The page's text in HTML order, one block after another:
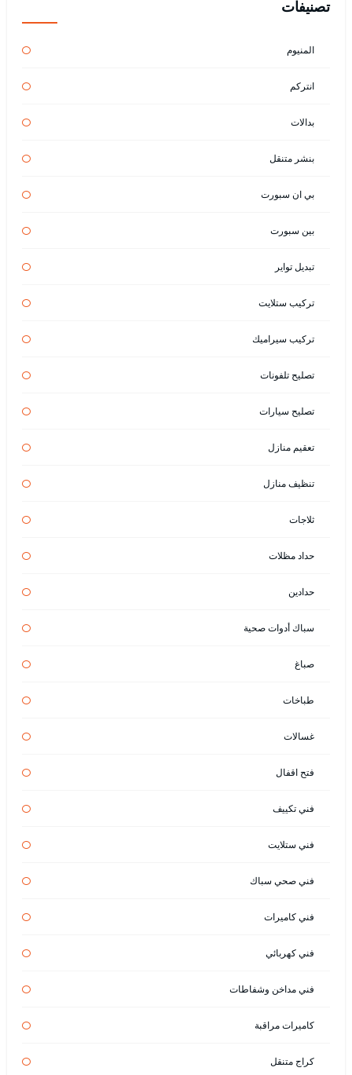
تصنيفات
المنيوم
انتركم
بدالات
بنشر متنقل
بي ان سبورت
بين سبورت
تبديل تواير
تركيب ستلايت
تركيب سيراميك
تصليح تلفونات
تصليح سيارات
تعقيم منازل
تنظيف منازل
ثلاجات
حداد مظلات
حدادين
سباك أدوات صحية
صباغ
طباخات
غسالات
فتح اقفال
فني تكييف
فني ستلايت
فني صحي سباك
فني كاميرات
فني كهربائي
فني مداخن وشفاطات
كاميرات مراقبة
كراج متنقل